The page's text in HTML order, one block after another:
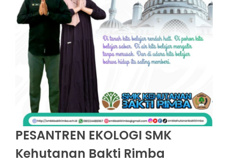
PESANTREN EKOLOGI SMK
Kehutanan Bakti Rimba